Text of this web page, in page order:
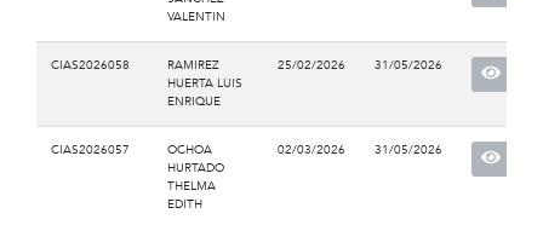
VALENTIN
CIAS2026058
RAMIREZ
HUERTA LUIS
ENRIQUE
25/02/2026 31/05/2026
CIAS2026057
OCHOA
HURTADO
THELMA
EDITH
02/03/2026 31/05/2026